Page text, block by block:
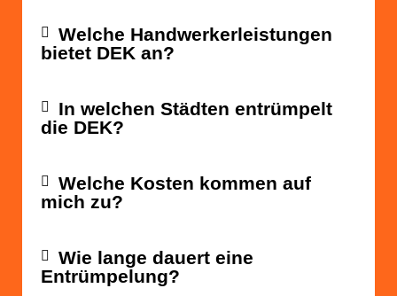
Welche Handwerkerleistungen
bietet DEK an?
In welchen Städten entrümpelt
die DEK?
Welche Kosten kommen auf
mich zu?
Wie lange dauert eine
Entrümpelung?